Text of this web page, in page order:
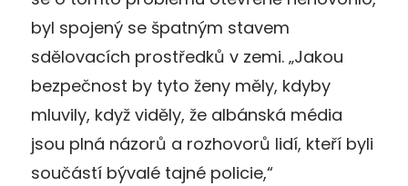
byl spojený se špatným stavem
sdělovacích prostředků v zemi. „Jakou
bezpečnost by tyto ženy měly, kdyby
mluvily, když viděly, že albánská média
jsou plná názorů a rozhovorů lidí, kteří byli
součástí bývalé tajné policie,“